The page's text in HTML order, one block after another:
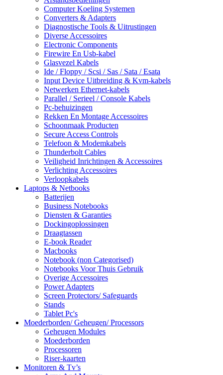
Computer Koeling Systemen
Converters & Adapters
Diagnostische Tools & Uitrustingen
Diverse Accessoires
Electronic Components
Firewire En Usb-kabel
Glasvezel Kabels
Ide / Floppy / Scsi / Sas / Sata / Esata
Input Device Uitbreiding & Kvm-kabels
Netwerken Ethernet-kabels
Parallel / Serieel / Console Kabels
Pc-behuizingen
Rekken En Montage Accessoires
Schoonmaak Producten
Secure Access Controls
Telefoon & Modemkabels
Thunderbolt Cables
Veiligheid Inrichtingen & Accessoires
Verlichting Accessoires
Verloopkabels
Laptops & Netbooks
Batterijen
Business Notebooks
Diensten & Garanties
Dockingoplossingen
Draagtassen
E-book Reader
Macbooks
Notebook (non Categorised)
Notebooks Voor Thuis Gebruik
Overige Accessoires
Power Adapters
Screen Protectors/ Safeguards
Stands
Tablet Pc's
Moederborden/ Geheugen/ Processors
Geheugen Modules
Moederborden
Processoren
Riser-kaarten
Monitoren & Tv’s